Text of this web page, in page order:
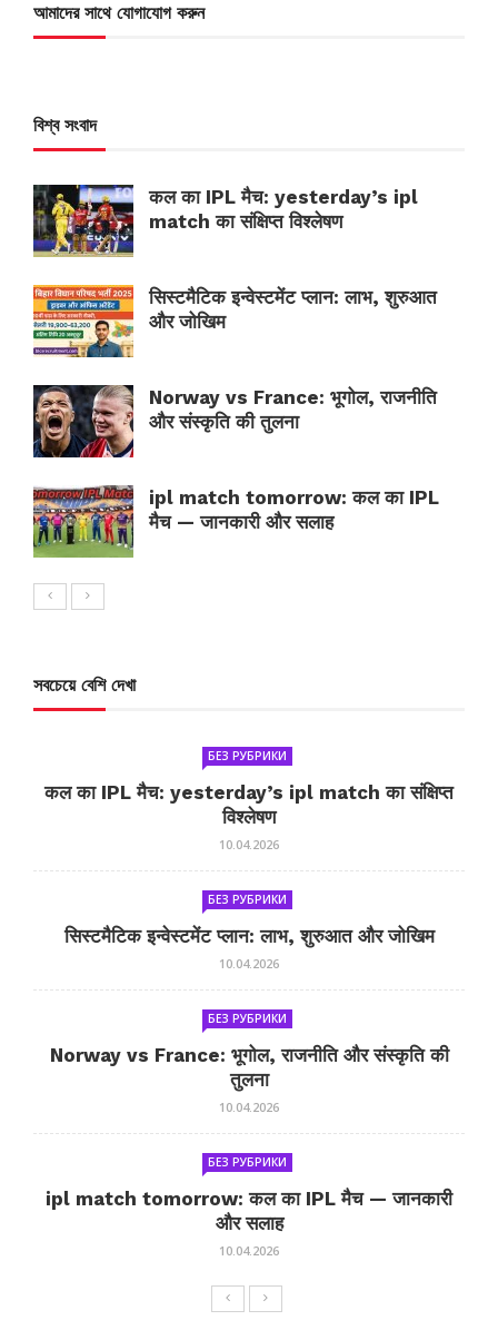
আমাদের সাথে যোগাযোগ করুন
বিশ্ব সংবাদ
कल का IPL मैच: yesterday’s ipl
match का संक्षिप्त विश्लेषण
सिस्टमैटिक इन्वेस्टमेंट प्लान: लाभ, शुरुआत
और जोखिम
Norway vs France: भूगोल, राजनीति
और संस्कृति की तुलना
ipl match tomorrow: कल का IPL
मैच — जानकारी और सलाह
সবচেয়ে বেশি দেখা
БЕЗ РУБРИКИ
कल का IPL मैच: yesterday’s ipl match का संक्षिप्त
विश्लेषण
10.04.2026
БЕЗ РУБРИКИ
सिस्टमैटिक इन्वेस्टमेंट प्लान: लाभ, शुरुआत और जोखिम
10.04.2026
БЕЗ РУБРИКИ
Norway vs France: भूगोल, राजनीति और संस्कृति की
तुलना
10.04.2026
БЕЗ РУБРИКИ
ipl match tomorrow: कल का IPL मैच — जानकारी
और सलाह
10.04.2026